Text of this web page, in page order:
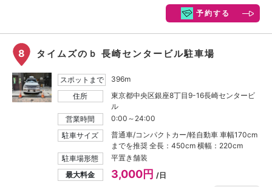
予約する
8 タイムズのｂ 長崎センタービル駐車場
スポットまで
396m
住所
東京都中央区銀座8丁目9-16長崎センタービ
ル
営業時間
0:00～24:00
駐車サイズ
普通車/コンパクトカー/軽自動車 車幅170cm
までを推奨 全長：450cm 横幅：220cm
駐車場形態
平置き舗装
最大料金
3,000円/日